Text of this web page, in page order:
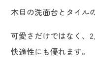
木目の洗面台とタイル
可愛さだけではなく、
快適性にも優れます。